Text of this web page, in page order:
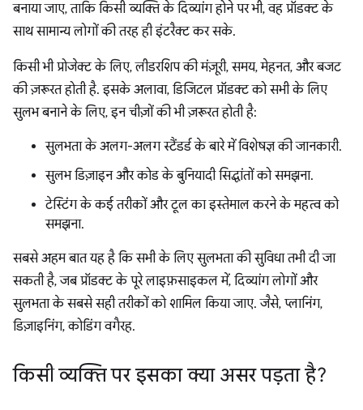
बनाया जाए, ताकि किसी व्यक्ति के दिव्यांग होने पर भी, वह प्रॉडक्ट के
साथ सामान्य लोगों की तरह ही इंटरैक्ट कर सके.
किसी भी प्रोजेक्ट के लिए, लीडरशिप की मंज़ूरी, समय, मेहनत, और बजट
की ज़रूरत होती है. इसके अलावा, डिजिटल प्रॉडक्ट को सभी के लिए
सुलभ बनाने के लिए, इन चीज़ों की भी ज़रूरत होती है:
सुलभता के अलग-अलग स्टैंडर्ड के बारे में विशेषज्ञ की जानकारी.
सुलभ डिज़ाइन और कोड के बुनियादी सिद्धांतों को समझना.
टेस्टिंग के कई तरीकों और टूल का इस्तेमाल करने के महत्व को
समझना.
सबसे अहम बात यह है कि सभी के लिए सुलभता की सुविधा तभी दी जा
सकती है, जब प्रॉडक्ट के पूरे लाइफ़साइकल में, दिव्यांग लोगों और
सुलभता के सबसे सही तरीकों को शामिल किया जाए. जैसे, प्लानिंग,
डिज़ाइनिंग, कोडिंग वगैरह.
किसी व्यक्ति पर इसका क्या असर पड़ता है?